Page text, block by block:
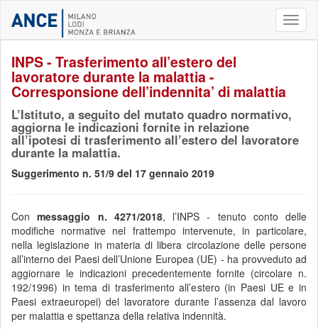
INPS - Trasferimento all’estero del
lavoratore durante la malattia -
Corresponsione dell’indennita’ di malattia
L’Istituto, a seguito del mutato quadro normativo,
aggiorna le indicazioni fornite in relazione
all’ipotesi di trasferimento all’estero del lavoratore
durante la malattia.
Suggerimento n. 51/9 del 17 gennaio 2019
Conmessaggio n. 4271/2018, l’INPS - tenuto conto delle
modifiche normative nel frattempo intervenute, in particolare,
nella legislazione in materia di libera circolazione delle persone
all’interno dei Paesi dell’Unione Europea (UE) - ha provveduto ad
aggiornare le indicazioni precedentemente fornite (circolare n.
192/1996) in tema di trasferimento all’estero (in Paesi UE e in
Paesi extraeuropei) del lavoratore durante l’assenza dal lavoro
per malattia e spettanza della relativa indennità.